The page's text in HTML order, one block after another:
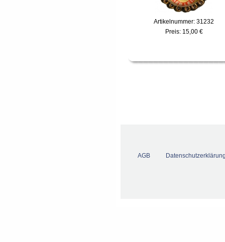
Artikelnummer: 31232
Preis: 15,00 €
AGB